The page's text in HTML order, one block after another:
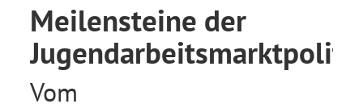
Meilensteine der
Vom